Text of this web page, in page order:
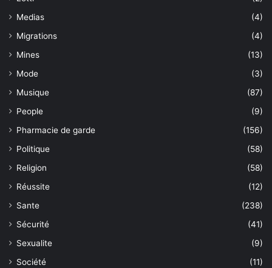
Medias
(4)
Migrations
(4)
Mines
(13)
Mode
(3)
Musique
(87)
People
(9)
Pharmacie de garde
(156)
Politique
(58)
Religion
(58)
Réussite
(12)
Sante
(238)
Sécurité
(41)
Sexualite
(9)
Société
(11)